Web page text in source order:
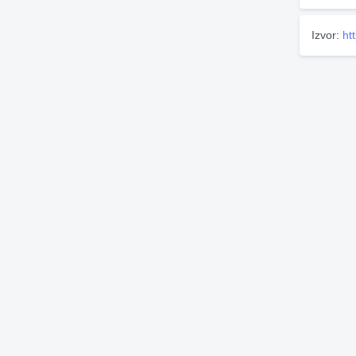
Izvor: